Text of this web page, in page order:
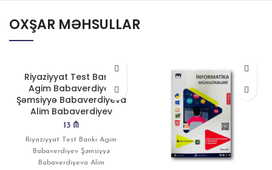
OXŞAR MƏHSULLAR
Riyaziyyat Test Bankı,
Agim Babaverdiyev
Şəmsiyyə Babaverdiyeva
Alim Babaverdiyev
13 ₼
Riyaziyyat Test Bankı Agim
Babaverdiyev Şəmsiyyə
Babaverdiyeva Alim